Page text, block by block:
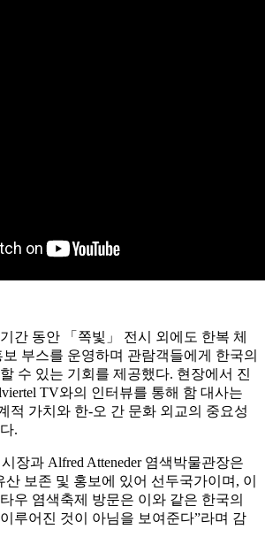
간 동안 「쪽빛」 전시 외에도 한복 체
부스를 운영하며 관람객들에게 한국의
수 있는 기회를 제공했다. 현장에서 진
TV와의 인터뷰를 통해 함 대사는
적 가치와 한-오 간 문화 외교의 중요성
.
장과 Alfred Atteneder 염색박물관장은
보존 및 홍보에 있어 선두국가이며, 이
우 염색축제 방문은 이와 같은 한국의
루어진 것이 아님을 보여준다”라며 감